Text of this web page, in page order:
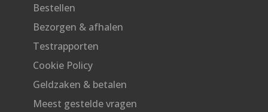
Bestellen
Bezorgen & afhalen
Testrapporten
Cookie Policy
Geldzaken & betalen
Meest gestelde vragen